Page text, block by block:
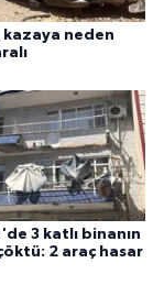
kazaya neden
3 katlı binanın
2 araç hasar